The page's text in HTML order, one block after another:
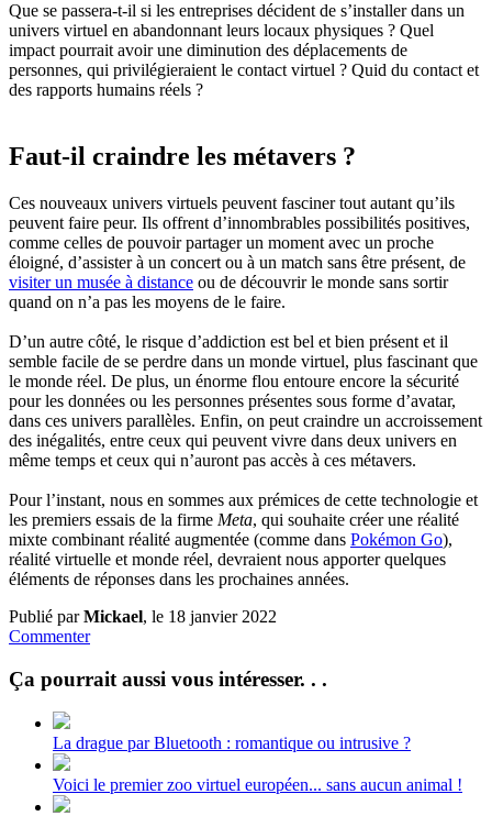
Que se passera-t-il si les entreprises décident de s’installer dans un
univers virtuel en abandonnant leurs locaux physiques ? Quel
impact pourrait avoir une diminution des déplacements de
personnes, qui privilégieraient le contact virtuel ? Quid du contact et
des rapports humains réels ?
Faut-il craindre les métavers ?
Ces nouveaux univers virtuels peuvent fasciner tout autant qu’ils
peuvent faire peur. Ils offrent d’innombrables possibilités positives,
comme celles de pouvoir partager un moment avec un proche
éloigné, d’assister à un concert ou à un match sans être présent, de
visiter un musée à distance ou de découvrir le monde sans sortir
quand on n’a pas les moyens de le faire.
D’un autre côté, le risque d’addiction est bel et bien présent et il
semble facile de se perdre dans un monde virtuel, plus fascinant que
le monde réel. De plus, un énorme flou entoure encore la sécurité
pour les données ou les personnes présentes sous forme d’avatar,
dans ces univers parallèles. Enfin, on peut craindre un accroissement
des inégalités, entre ceux qui peuvent vivre dans deux univers en
même temps et ceux qui n’auront pas accès à ces métavers.
Pour l’instant, nous en sommes aux prémices de cette technologie et
les premiers essais de la firme Meta, qui souhaite créer une réalité
mixte combinant réalité augmentée (comme dans Pokémon Go),
réalité virtuelle et monde réel, devraient nous apporter quelques
éléments de réponses dans les prochaines années.
Publié parMickael, le 18 janvier 2022
Commenter
Ça pourrait aussi vous intéresser. . .
La drague par Bluetooth : romantique ou intrusive ?
Voici le premier zoo virtuel européen... sans aucun animal !